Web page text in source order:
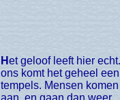
Het geloof leeft hier echt. Tempels zijn niet uitsluitend een toeristische bezienswaardigheid, de lokale mensen bezoeken ze echt. Op
ons komt het geheel
tempels. Mensen
aan, en gaan dan weer.